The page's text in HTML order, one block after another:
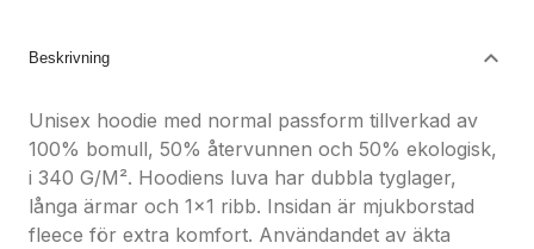
Beskrivning
Unisex hoodie med normal passform tillverkad av
100% bomull, 50% återvunnen och 50% ekologisk,
i 340 G/M². Hoodiens luva har dubbla tyglager,
långa ärmar och 1x1 ribb. Insidan är mjukborstad
fleece för extra komfort. Användandet av äkta